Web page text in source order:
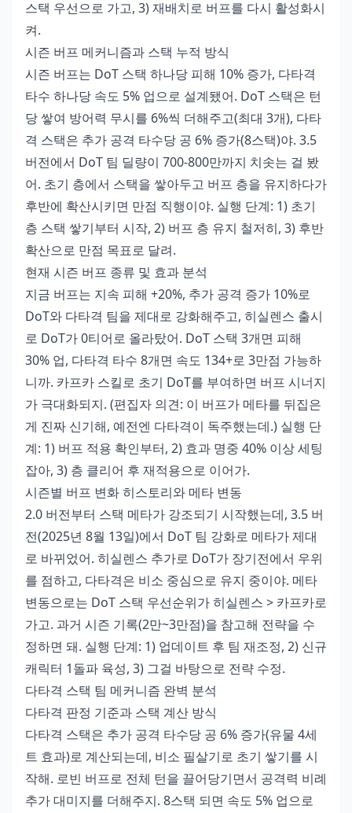
스택 우선으로 가고, 3) 재배치로 버프를 다시 활성화시
켜.
시즌 버프 메커니즘과 스택 누적 방식
시즌 버프는 DoT 스택 하나당 피해 10% 증가, 다타격
타수 하나당 속도 5% 업으로 설계됐어. DoT 스택은 턴
당 쌓여 방어력 무시를 6%씩 더해주고(최대 3개), 다타
격 스택은 추가 공격 타수당 공 6% 증가(8스택)야. 3.5
버전에서 DoT 팀 딜량이 700-800만까지 치솟는 걸 봤
어. 초기 층에서 스택을 쌓아두고 버프 층을 유지하다가
후반에 확산시키면 만점 직행이야. 실행 단계: 1) 초기
층 스택 쌓기부터 시작, 2) 버프 층 유지 철저히, 3) 후반
확산으로 만점 목표로 달려.
현재 시즌 버프 종류 및 효과 분석
지금 버프는 지속 피해 +20%, 추가 공격 증가 10%로
DoT와 다타격 팀을 제대로 강화해주고, 히실렌스 출시
로 DoT가 0티어로 올라탔어. DoT 스택 3개면 피해
30% 업, 다타격 타수 8개면 속도 134+로 3만점 가능하
니까. 카프카 스킬로 초기 DoT를 부여하면 버프 시너지
가 극대화되지. (편집자 의견: 이 버프가 메타를 뒤집은
게 진짜 신기해, 예전엔 다타격이 독주했는데.) 실행 단
계: 1) 버프 적용 확인부터, 2) 효과 명중 40% 이상 세팅
잡아, 3) 층 클리어 후 재적용으로 이어가.
시즌별 버프 변화 히스토리와 메타 변동
2.0 버전부터 스택 메타가 강조되기 시작했는데, 3.5 버
전(2025년 8월 13일)에서 DoT 팀 강화로 메타가 제대
로 바뀌었어. 히실렌스 추가로 DoT가 장기전에서 우위
를 점하고, 다타격은 비소 중심으로 유지 중이야. 메타
변동으로는 DoT 스택 우선순위가 히실렌스 > 카프카로
가고. 과거 시즌 기록(2만~3만점)을 참고해 전략을 수
정하면 돼. 실행 단계: 1) 업데이트 후 팀 재조정, 2) 신규
캐릭터 1돌파 육성, 3) 그걸 바탕으로 전략 수정.
다타격 스택 팀 메커니즘 완벽 분석
다타격 판정 기준과 스택 계산 방식
다타격 스택은 추가 공격 타수당 공 6% 증가(유물 4세
트 효과)로 계산되는데, 비소 필살기로 초기 쌓기를 시
작해. 로빈 버프로 전체 턴을 끌어당기면서 공격력 비례
추가 대미지를 더해주지. 8스택 되면 속도 5% 업으로